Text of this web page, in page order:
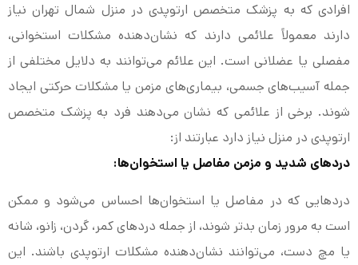
افرادی که به پزشک متخصص ارتوپدی در منزل شمال تهران نیاز
دارند معمولاً علائمی دارند که نشان‌دهنده مشکلات استخوانی،
مفصلی یا عضلانی است. این علائم می‌توانند به دلایل مختلفی از
جمله آسیب‌های جسمی، بیماری‌های مزمن یا مشکلات حرکتی ایجاد
شوند. برخی از علائمی که نشان می‌دهند فرد به پزشک متخصص
ارتوپدی در منزل نیاز دارد عبارتند از:
دردهای شدید و مزمن مفاصل یا استخوان‌ها:
دردهایی که در مفاصل یا استخوان‌ها احساس می‌شود و ممکن
است به مرور زمان بدتر شوند، از جمله دردهای کمر، گردن، زانو، شانه
یا مچ دست، می‌توانند نشان‌دهنده مشکلات ارتوپدی باشند. این